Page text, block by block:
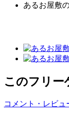
あるお屋敷
このフリー
コメント・レビュ